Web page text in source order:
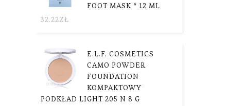
FOOT MASK * 12 ML
32.22ZŁ
E.L.F. COSMETICS
CAMO POWDER
FOUNDATION
KOMPAKTOWY
PODKŁAD LIGHT 205 N 8 G